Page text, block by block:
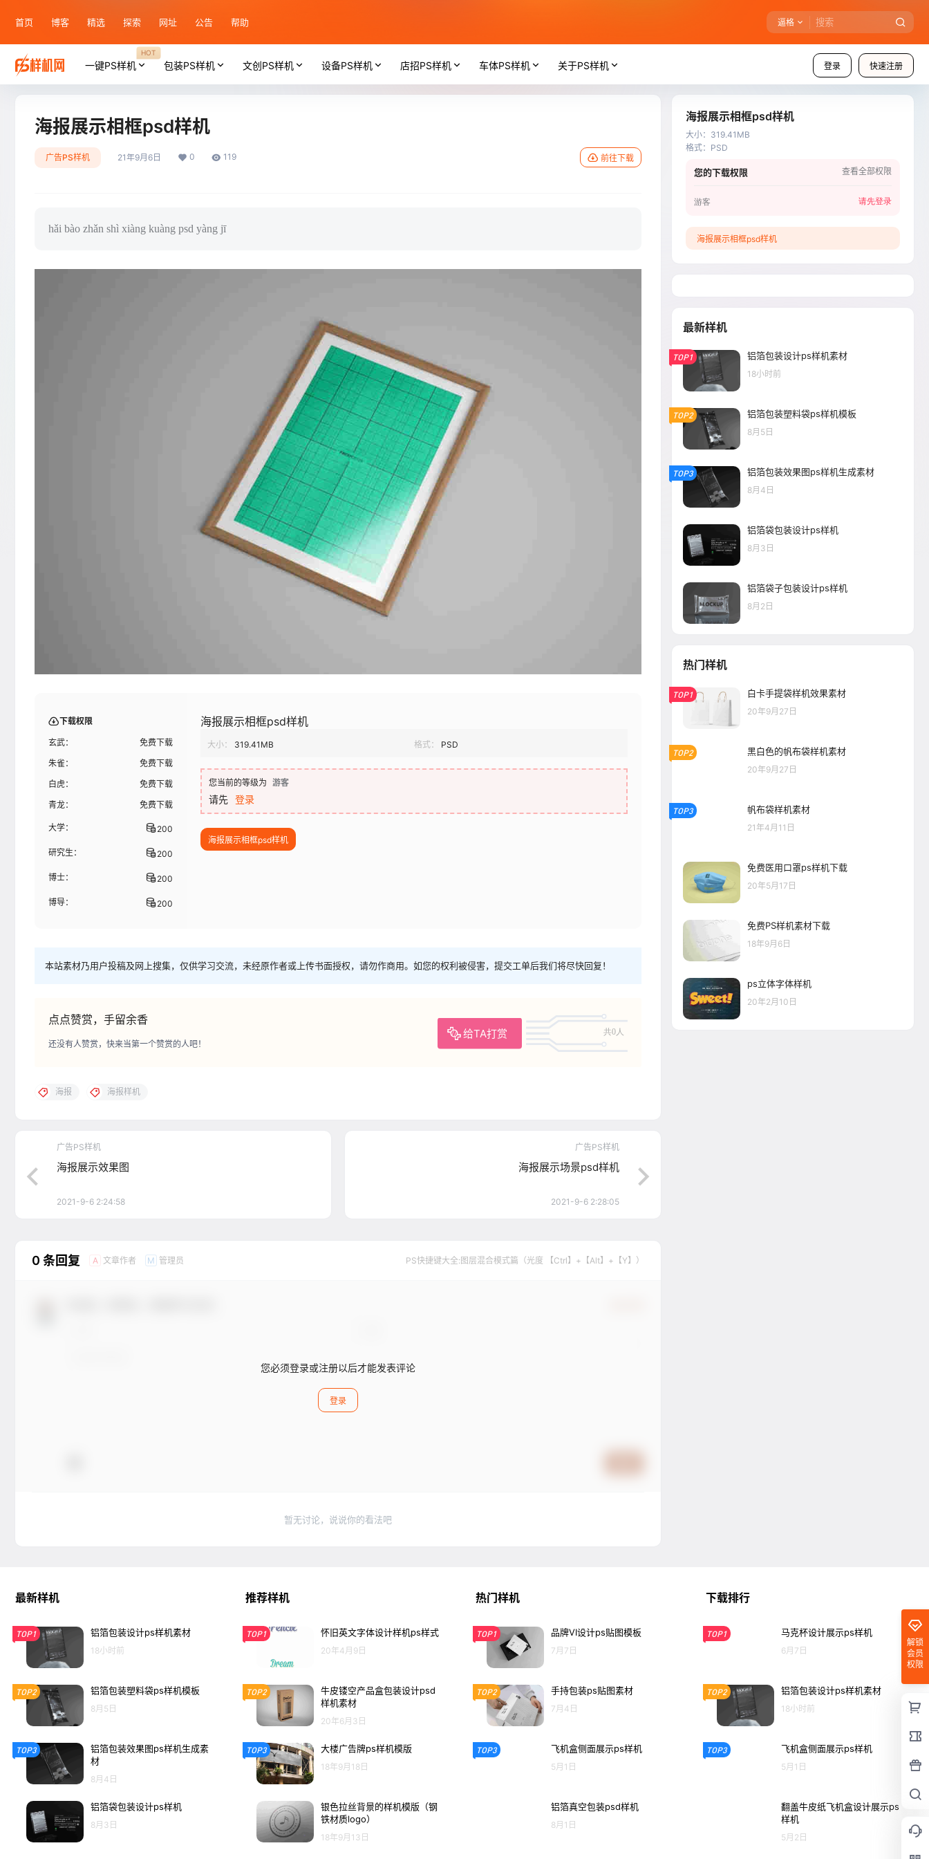
首页 博客 精选 探索 网址 公告 帮助 逼格
登录 快速注册
一键PS样机
HOT
包装PS样机 文创PS样机 设备PS样机 店招PS样机 车体PS样机 关于PS样机
海报展示相框psd样机
广告PS样机 21年9月6日 0 119 前往下载
hǎi bào zhǎn shì xiàng kuàng psd yàng jī
下载权限
玄武：
免费下载
朱雀：
免费下载
白虎：
免费下载
青龙：
免费下载
大学： 200
研究生： 200
博士： 200
博导： 200
海报展示相框psd样机
大小： 319.41MB 格式： PSD
您当前的等级为 游客
请先 登录
海报展示相框psd样机
本站素材乃用户投稿及网上搜集，仅供学习交流，未经原作者或上传书面授权，请勿作商用。如您的权利被侵害，提交工单后我们将尽快回复！
点点赞赏，手留余香
给TA打赏 共0人
还没有人赞赏，快来当第一个赞赏的人吧！
海报 海报样机
广告PS样机
海报展示效果图
2021-9-6 2:24:58
广告PS样机
海报展示场景psd样机
2021-9-6 2:28:05
0 条回复 A 文章作者 M 管理员 PS快捷键大全:图层混合模式篇（光度 【Ctrl】+【Alt】+【Y】）
您必须登录或注册以后才能发表评论
登录
暂无讨论，说说你的看法吧
海报展示相框psd样机
大小： 319.41MB
格式： PSD
您的下载权限 查看全部权限
游客 请先登录
海报展示相框psd样机
最新样机
TOP1 铝箔包装设计ps样机素材
18小时前
TOP2 铝箔包装塑料袋ps样机模板
8月5日
TOP3 铝箔包装效果图ps样机生成素材
8月4日
铝箔袋包装设计ps样机
8月3日
铝箔袋子包装设计ps样机
8月2日
热门样机
TOP1 白卡手提袋样机效果素材
20年9月27日
TOP2 黑白色的帆布袋样机素材
20年9月27日
TOP3 帆布袋样机素材
21年4月11日
免费医用口罩ps样机下载
20年5月17日
免费PS样机素材下载
18年9月6日
ps立体字体样机
20年2月10日
解锁
会员
权限
最新样机
TOP1 铝箔包装设计ps样机素材
18小时前
TOP2 铝箔包装塑料袋ps样机模板
8月5日
TOP3
铝箔包装效果图ps样机生成素
材
8月4日
铝箔袋包装设计ps样机
8月3日
推荐样机
TOP1 怀旧英文字体设计样机ps样式
20年4月9日
TOP2
牛皮镂空产品盒包装设计psd
样机素材
20年6月3日
TOP3 大楼广告牌ps样机模版
18年9月18日
银色拉丝背景的样机模版（钢
铁材质logo）
18年9月13日
热门样机
TOP1 品牌VI设计ps贴图模板
7月7日
TOP2 手持包装ps贴图素材
7月4日
TOP3 飞机盒侧面展示ps样机
5月1日
铝箔真空包装psd样机
8月1日
下载排行
TOP1 马克杯设计展示ps样机
6月7日
TOP2 铝箔包装设计ps样机素材
18小时前
TOP3 飞机盒侧面展示ps样机
5月1日
翻盖牛皮纸飞机盒设计展示ps
样机
5月2日